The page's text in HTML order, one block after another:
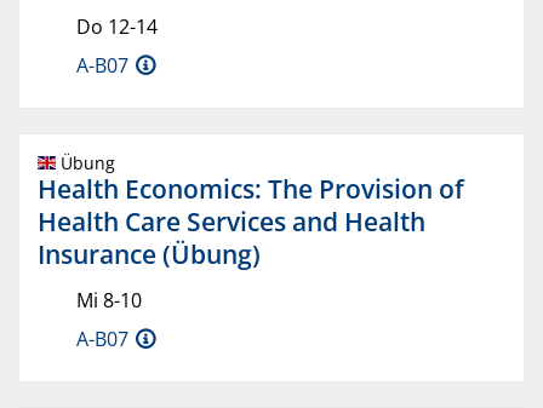
Do 12-14
A-B07
Übung
Health Economics: The Provision of
Health Care Services and Health
Insurance (Übung)
Mi 8-10
A-B07